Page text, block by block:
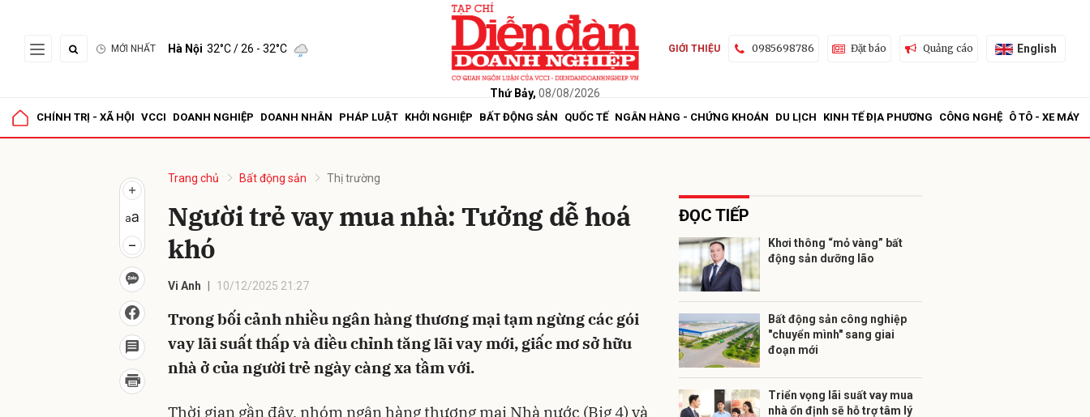
MỚI NHẤT Hà Nội 32°C/ 26 - 32°C
Thứ Bảy, 08/08/2026
GIỚI THIỆU 0985698786 Đặt báo Quảng cáo English
CHÍNH TRỊ - XÃ HỘI VCCI DOANH NGHIỆP DOANH NHÂN PHÁP LUẬT KHỞI NGHIỆP BẤT ĐỘNG SẢN QUỐC TẾ NGÂN HÀNG - CHỨNG KHOÁN DU LỊCH KINH TẾ ĐỊA PHƯƠNG CÔNG NGHỆ Ô TÔ - XE MÁY
Trang chủ Bất động sản Thị trường
Người trẻ vay mua nhà: Tưởng dễ hoá
khó
Vi Anh 10/12/2025 21:27
Trong bối cảnh nhiều ngân hàng thương mại tạm ngừng các gói
vay lãi suất thấp và điều chỉnh tăng lãi vay mới, giấc mơ sở hữu
nhà ở của người trẻ ngày càng xa tầm với.
Thời gian gần đây, nhóm ngân hàng thương mại Nhà nước (Big 4) và
ĐỌC TIẾP
Khơi thông “mỏ vàng” bất
động sản dưỡng lão
Bất động sản công nghiệp
"chuyển mình" sang giai
đoạn mới
Triển vọng lãi suất vay mua
nhà ổn định sẽ hỗ trợ tâm lý
Gửi